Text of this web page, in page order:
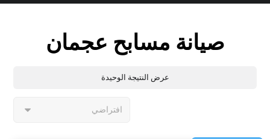
صيانة مسابح عجمان
عرض النتيجة الوحيدة